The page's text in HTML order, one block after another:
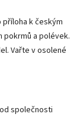
k českým
pokrmů a polévek.
Vařte v osolené
společnosti